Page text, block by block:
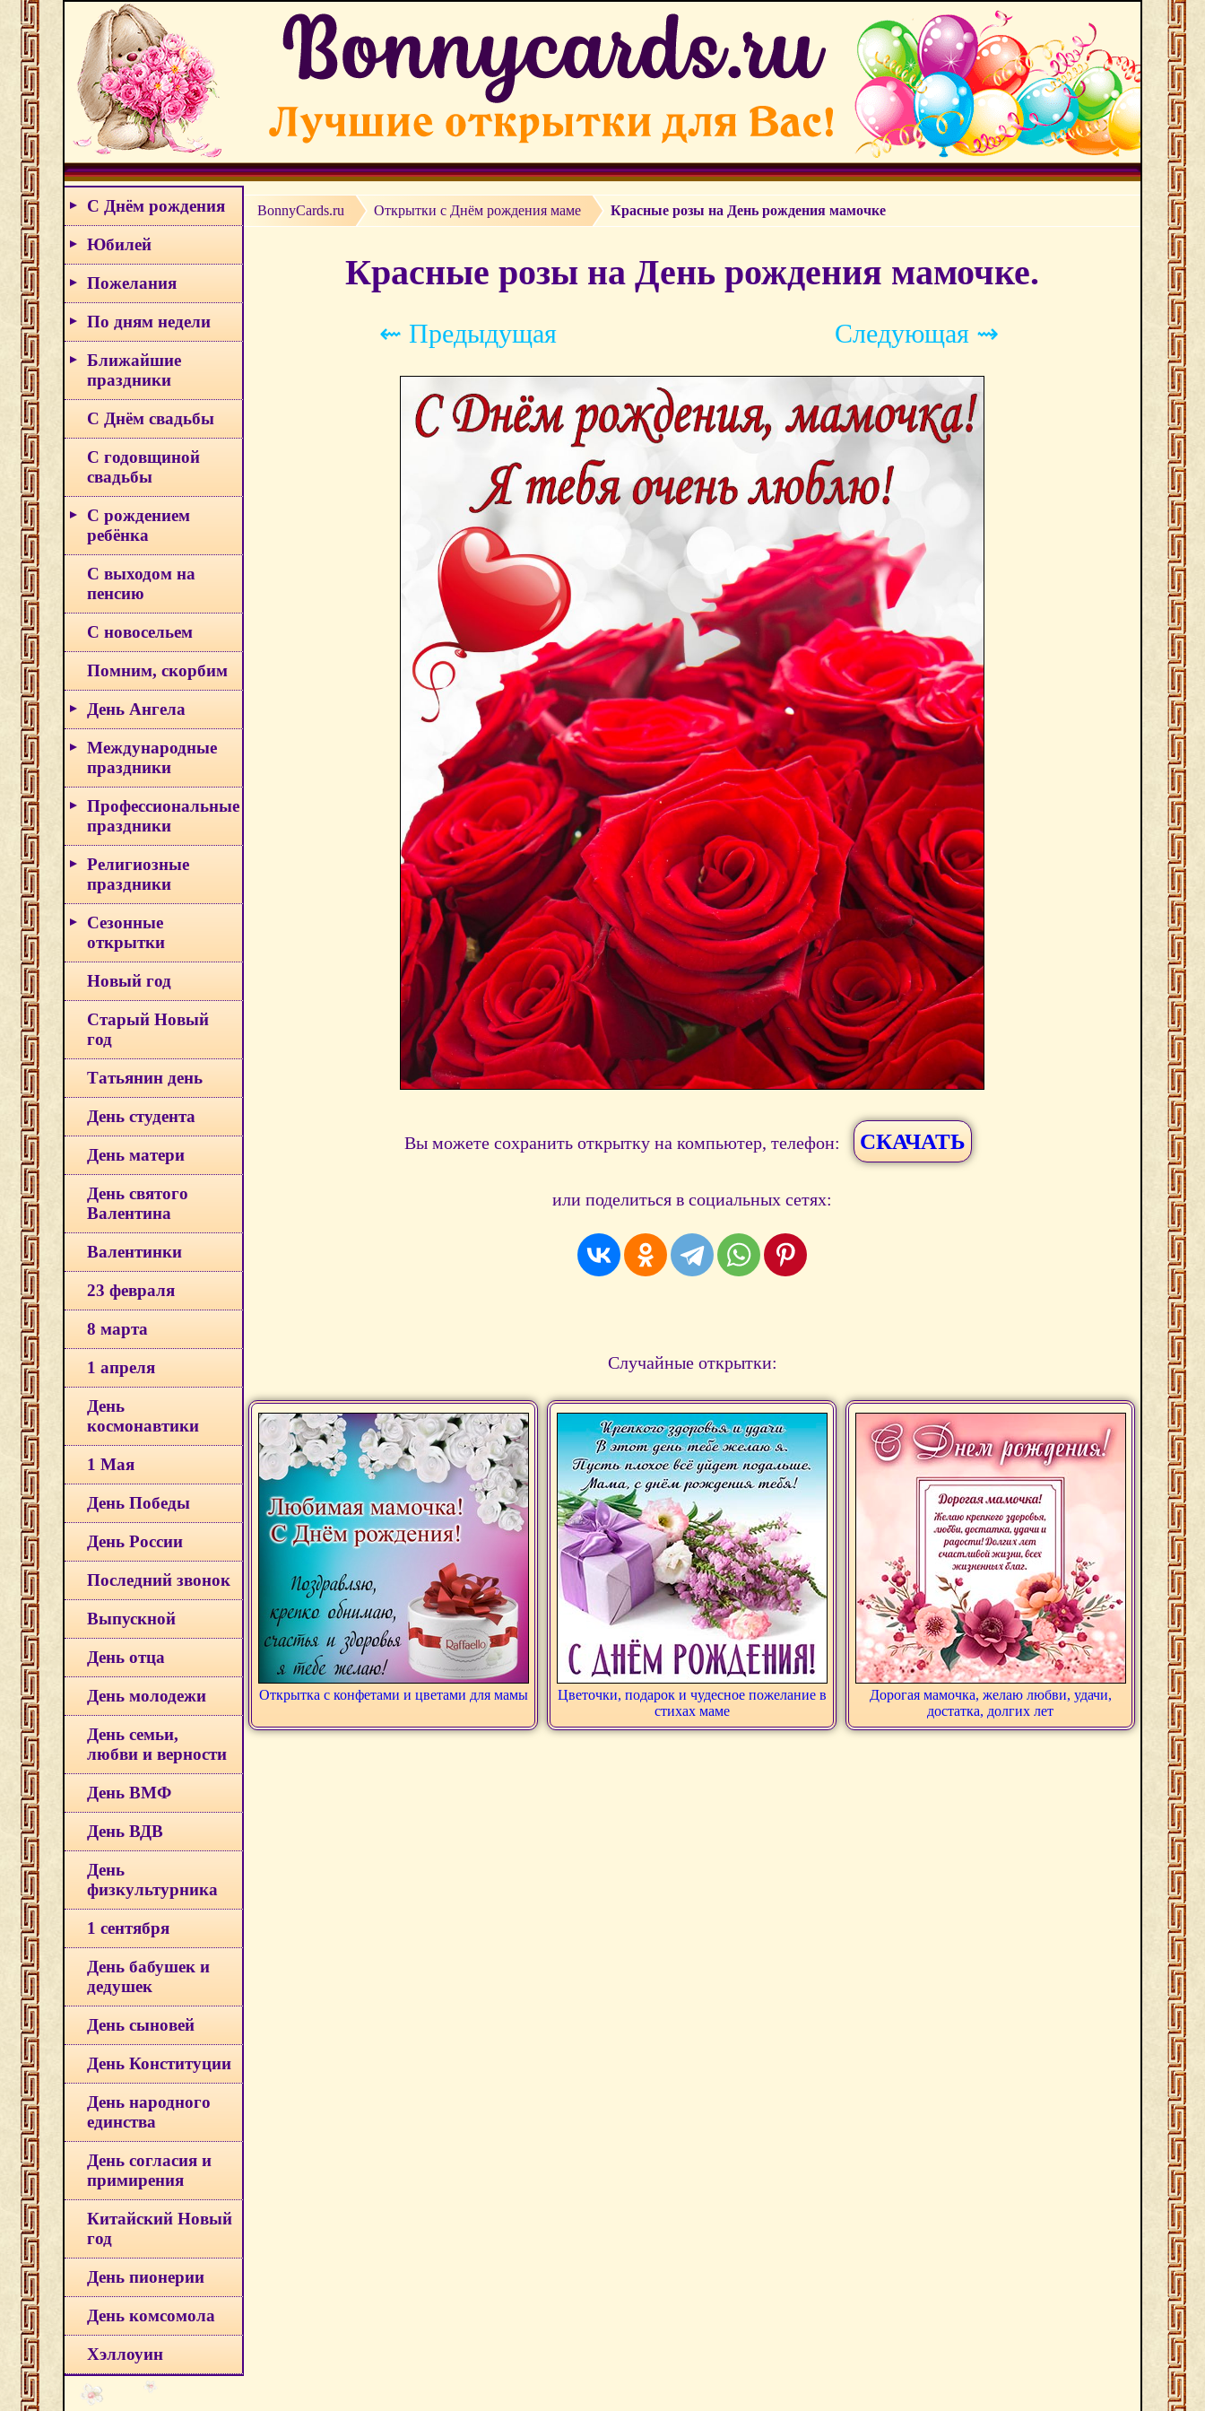
С Днём рождения
Юбилей
Пожелания
По дням недели
Ближайшие
праздники
С Днём свадьбы
С годовщиной
свадьбы
С рождением
ребёнка
С выходом на
пенсию
С новосельем
Помним, скорбим
День Ангела
Международные
праздники
Профессиональные
праздники
Религиозные
праздники
Сезонные
открытки
Новый год
Старый Новый
год
Татьянин день
День студента
День матери
День святого
Валентина
Валентинки
23 февраля
8 марта
1 апреля
День
космонавтики
1 Мая
День Победы
День России
Последний звонок
Выпускной
День отца
День молодежи
День семьи,
любви и верности
День ВМФ
День ВДВ
День
физкультурника
1 сентября
День бабушек и
дедушек
День сыновей
День Конституции
День народного
единства
День согласия и
примирения
Китайский Новый
год
День пионерии
День комсомола
Хэллоуин
BonnyCards.ru Открытки c Днём рождения маме Красные розы на День рождения мамочке
Красные розы на День рождения мамочке.
⇜ Предыдущая Следующая ⇝
Вы можете сохранить открытку на компьютер, телефон: СКАЧАТЬ
или поделиться в социальных сетях:
Случайные открытки:
Открытка с конфетами и цветами для мамы
Цветочки, подарок и чудесное пожелание в
стихах маме
Дорогая мамочка, желаю любви, удачи,
достатка, долгих лет